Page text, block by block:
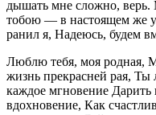
дышать мне сложно, верь.
тобою — в настоящем же
ранил я, Надеюсь, будем
Люблю тебя, моя родная,
жизнь прекрасней рая, Ты
каждое мгновение Дарить
вдохновение, Как